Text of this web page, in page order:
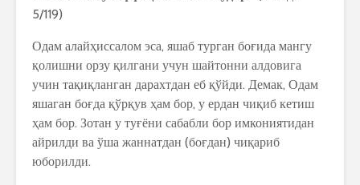
5/119)
Одам алайҳиссалом эса, яшаб турган боғида мангу
қолишни орзу қилгани учун шайтонни алдовига
учин тақиқланган дарахтдан еб қўйди. Демак, Одам
яшаган боғда қўрқув ҳам бор, у ердан чиқиб кетиш
ҳам бор. Зотан у туғёни сабабли бор имкониятидан
айрилди ва ўша жаннатдан (боғдан) чиқариб
юборилди.